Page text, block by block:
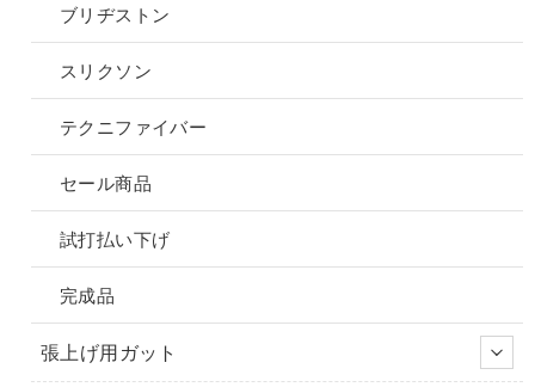
ブリヂストン
スリクソン
テクニファイバー
セール商品
試打払い下げ
完成品
張上げ用ガット